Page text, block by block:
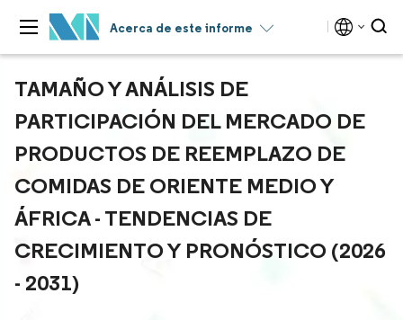
Acerca de este informe
TAMAÑO Y ANÁLISIS DE
PARTICIPACIÓN DEL MERCADO DE
PRODUCTOS DE REEMPLAZO DE
COMIDAS DE ORIENTE MEDIO Y
ÁFRICA - TENDENCIAS DE
CRECIMIENTO Y PRONÓSTICO (2026
- 2031)